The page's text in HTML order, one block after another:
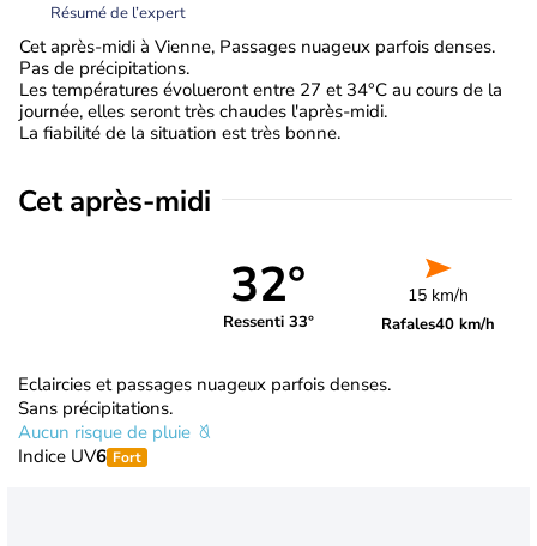
Résumé de l’expert
Cet après-midi à Vienne, Passages nuageux parfois denses.
Pas de précipitations.
Les températures évolueront entre 27 et 34°C au cours de la
journée, elles seront très chaudes l'après-midi.
La fiabilité de la situation est très bonne.
Cet après-midi
32°
Ressenti 33°
15 km/h
Rafales40 km/h
Eclaircies et passages nuageux parfois denses.
Sans précipitations.
Aucun risque de pluie
Indice UV6 Fort